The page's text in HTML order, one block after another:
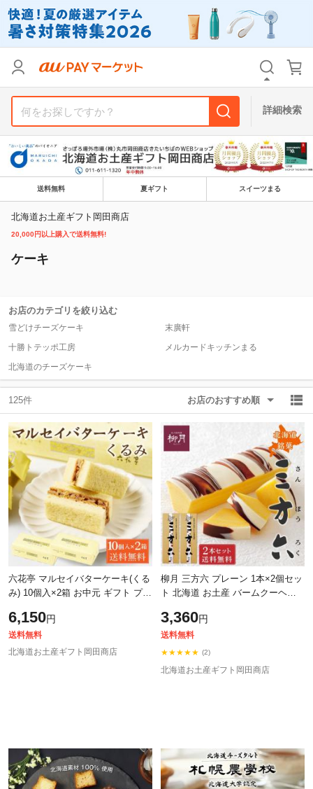
詳細検索
送料無料 夏ギフト スイーツまる
北海道お土産ギフト岡田商店
20,000円以上購入で送料無料!
ケーキ
お店のカテゴリを絞り込む
雪どけチーズケーキ
末廣軒
十勝トテッポ工房
メルカードキッチンまる
北海道のチーズケーキ
125件 お店のおすすめ順
六花亭 マルセイバターケーキ(くる
み) 10個入×2箱 お中元 ギフト プチ
装 洋菓子 誕生日 内祝い 退職
6,150円
送料無料
北海道お土産ギフト岡田商店
柳月 三方六 プレーン 1本×2個セッ
ト 北海道 お土産 バームクーヘン
プレゼント お菓子 贈り物 ギフト
3,360円
送料無料
★★★★★ (2)
北海道お土産ギフト岡田商店
支払い方法
その他の条件
送料無料
Pontaパス特典対象すべて
サンキュー配送対象
キーワード
除外ワード
リセット
支払い方法
その他の条件
送料無料
Pontaパス特典対象すべて
サンキュー配送対象
キーワード
除外ワード